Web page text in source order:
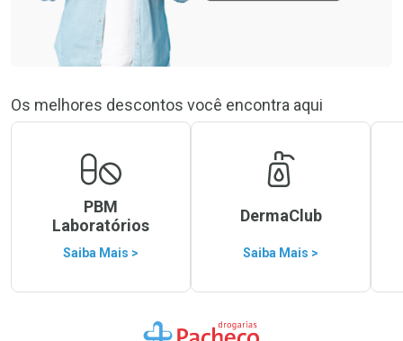
Os melhores descontos você encontra aqui
PBM
Laboratórios
Saiba Mais >
DermaClub
Saiba Mais >
Ir para a Home